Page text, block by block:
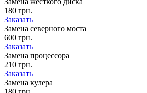
180 грн.
Заказать
Замена северного моста
600 грн.
Заказать
Замена процессора
210 грн.
Заказать
Замена кулера